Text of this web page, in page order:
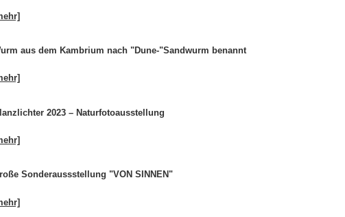
aus dem Kambrium nach "Dune-"Sandwurm benannt
2023 – Naturfotoausstellung
Sonderaussstellung "VON SINNEN"